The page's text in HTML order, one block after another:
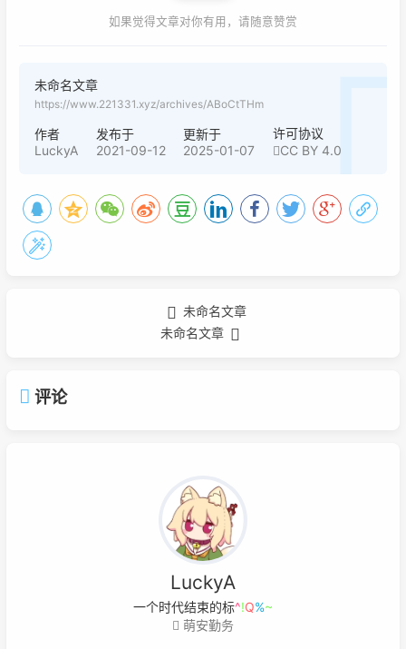
如果觉得文章对你有用，请随意赞赏
未命名文章
https://www.221331.xyz/archives/ABoCtTHm
作者
LuckyA
发布于
2021-09-12
更新于
2025-01-07
许可协议
CC BY 4.0
未命名文章
未命名文章
评论
LuckyA
一个时代结束的标志就是它开始
萌安勤务